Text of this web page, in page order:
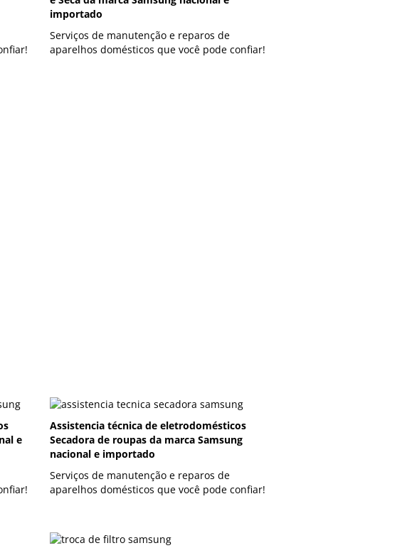
importado
Serviços de manutenção e reparos de
aparelhos domésticos que você pode confiar!
e
Assistencia técnica de eletrodomésticos
Secadora de roupas da marca Samsung
nacional e importado
Serviços de manutenção e reparos de
aparelhos domésticos que você pode confiar!